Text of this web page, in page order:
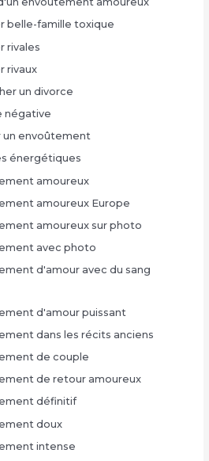
belle-famille toxique
rivales
rivaux
un divorce
négative
un envoûtement
énergétiques
amoureux
amoureux Europe
amoureux sur photo
avec photo
d'amour avec du sang
d'amour puissant
dans les récits anciens
de couple
de retour amoureux
définitif
doux
intense